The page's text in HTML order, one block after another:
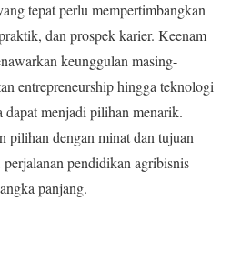
tepat perlu mempertimbangkan
dan prospek karier. Keenam
keunggulan masing-
entrepreneurship hingga teknologi
dapat menjadi pilihan menarik.
pilihan dengan minat dan tujuan
pendidikan agribisnis
panjang.